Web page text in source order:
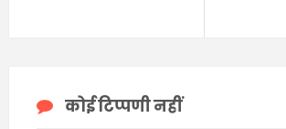
कोई टिप्पणी नहीं